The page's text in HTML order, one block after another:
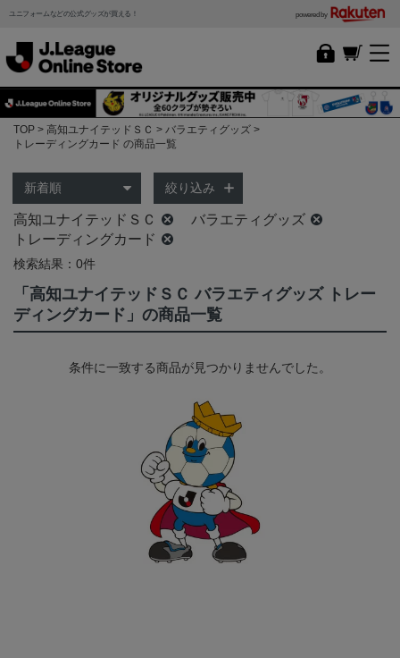
ユニフォームなどの公式グッズが買える！ powered by
TOP 高知ユナイテッドＳＣ
バラエティグッズ
トレーディングカード の商品一覧
絞り込み
高知ユナイテッドＳＣ
バラエティグッズ
トレーディングカード
検索結果：0件
「高知ユナイテッドＳＣ バラエティグッズ トレー
ディングカード」の商品一覧
条件に一致する商品が見つかりませんでした。